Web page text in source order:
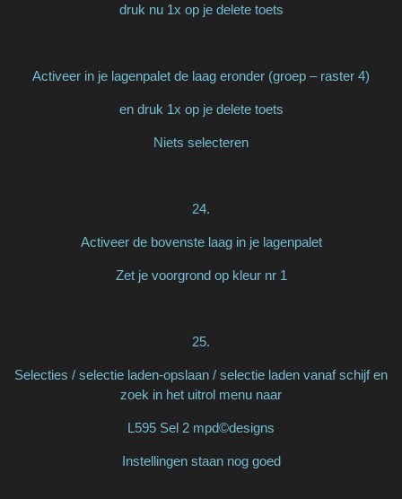
druk nu 1x op je delete toets
Activeer in je lagenpalet de laag eronder (groep – raster 4)
en druk 1x op je delete toets
Niets selecteren
24.
Activeer de bovenste laag in je lagenpalet
Zet je voorgrond op kleur nr 1
25.
Selecties / selectie laden-opslaan / selectie laden vanaf schijf en
zoek in het uitrol menu naar
L595 Sel 2 mpd©designs
Instellingen staan nog goed